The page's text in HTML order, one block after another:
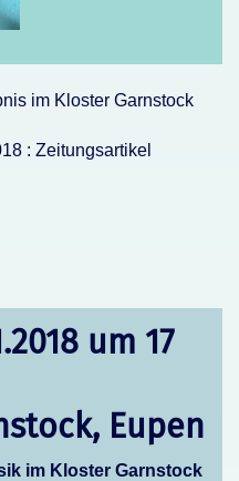
im Kloster Garnstock
: Zeitungsartikel
um 17
Eupen
im Kloster Garnstock